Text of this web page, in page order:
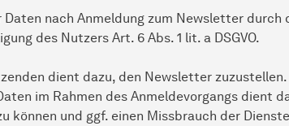
nach Anmeldung zum Newsletter durch
des Nutzers Art. 6 Abs. 1 lit. a DSGVO.
dient dazu, den Newsletter zuzustellen.
im Rahmen des Anmeldevorgangs dient
können und ggf. einen Missbrauch der